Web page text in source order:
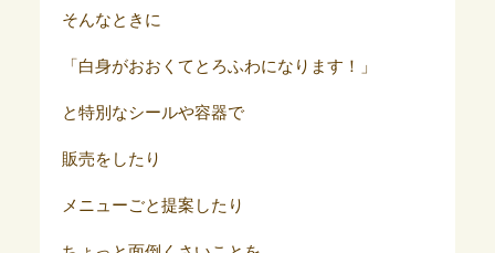
そんなときに
「白身がおおくてとろふわになります！」
と特別なシールや容器で
販売をしたり
メニューごと提案したり